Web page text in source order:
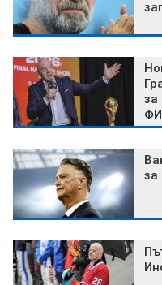
за
за